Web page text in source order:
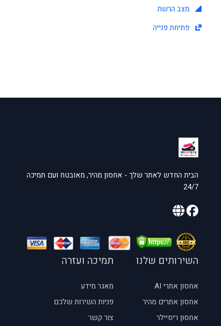
מצב הרשת
פתיחת פנייה
הבית החדש לאתר שלך - אחסון מהיר, מאובטח ועם תמיכה
24/7
השירותים שלנו
אחסון אתרי AI
אחסון אתרים מהיר
אחסון ריסיילר
תמיכה ועזרה
מאגר מידע
פניות השירות שלכם
צור קשר